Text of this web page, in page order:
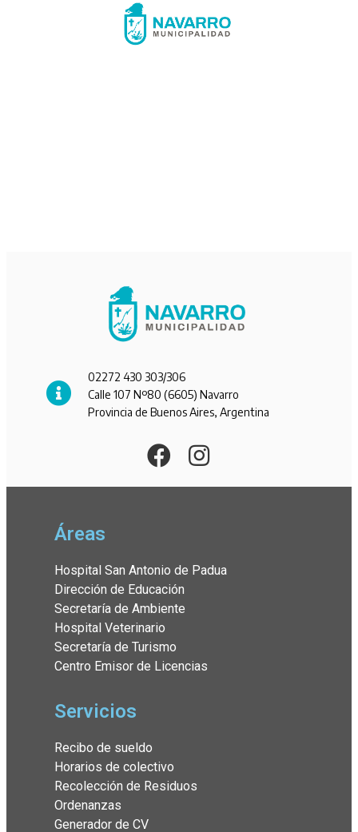
02272 430 303/306
Calle 107 Nº80 (6605) Navarro
Provincia de Buenos Aires, Argentina
Áreas
Hospital San Antonio de Padua
Dirección de Educación
Secretaría de Ambiente
Hospital Veterinario
Secretaría de Turismo
Centro Emisor de Licencias
Servicios
Recibo de sueldo
Horarios de colectivo
Recolección de Residuos
Ordenanzas
Generador de CV